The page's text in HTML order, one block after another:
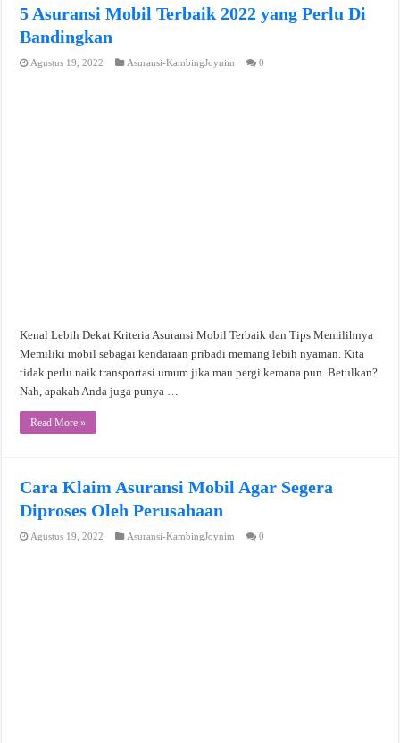
5 Asuransi Mobil Terbaik 2022 yang Perlu Di
Bandingkan
Agustus 19, 2022 Asuransi-KambingJoynim 0
Kenal Lebih Dekat Kriteria Asuransi Mobil Terbaik dan Tips Memilihnya
Memiliki mobil sebagai kendaraan pribadi memang lebih nyaman. Kita
tidak perlu naik transportasi umum jika mau pergi kemana pun. Betulkan?
Nah, apakah Anda juga punya …
Read More »
Cara Klaim Asuransi Mobil Agar Segera
Diproses Oleh Perusahaan
Agustus 19, 2022 Asuransi-KambingJoynim 0